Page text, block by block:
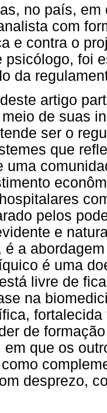
no país,
com
e contra o
psicólogo, foi
da
artigo
de suas
ser o
que
uma
pelos
e
é a
é uma
livre de
na
de
em que os
desprezo,